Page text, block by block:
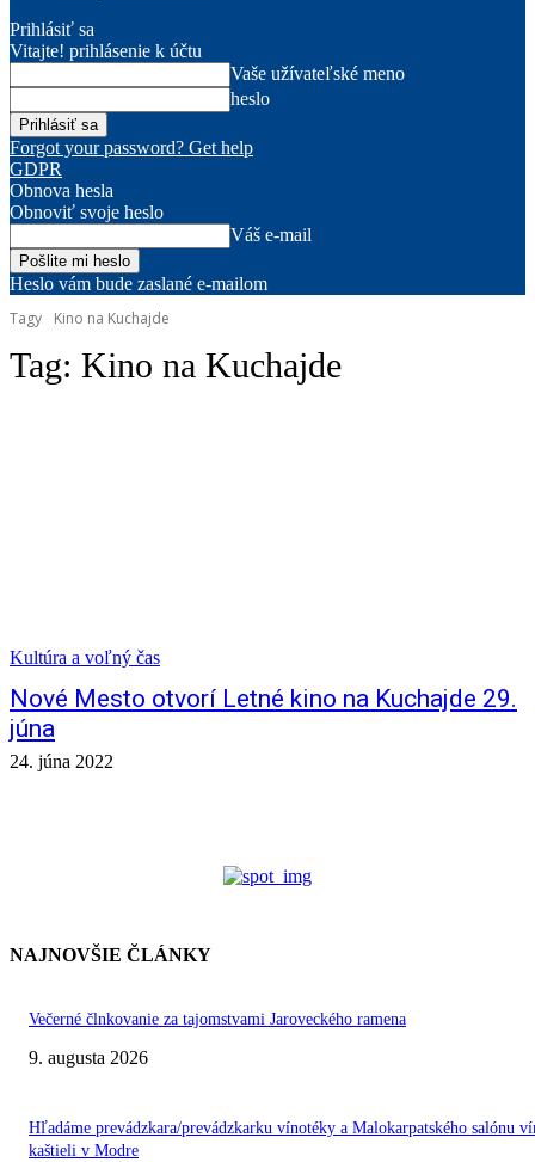
Prihlásiť sa
Vitajte! prihlásenie k účtu
Vaše užívateľské meno
heslo
Forgot your password? Get help
GDPR
Obnova hesla
Obnoviť svoje heslo
Váš e-mail
Heslo vám bude zaslané e-mailom
Tagy
Kino na Kuchajde
Tag: Kino na Kuchajde
Kultúra a voľný čas
Nové Mesto otvorí Letné kino na Kuchajde 29.
júna
24. júna 2022
NAJNOVŠIE ČLÁNKY
Večerné člnkovanie za tajomstvami Jaroveckého ramena
9. augusta 2026
Hľadáme prevádzkara/prevádzkarku vínotéky a Malokarpatského salónu
kaštieli v Modre